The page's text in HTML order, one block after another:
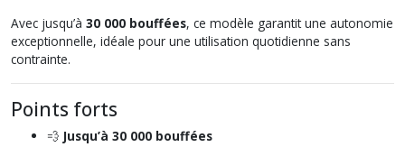
Avec jusqu’à 30 000 bouffées, ce modèle garantit une autonomie
exceptionnelle, idéale pour une utilisation quotidienne sans
contrainte.
Points forts
💨 Jusqu’à 30 000 bouffées